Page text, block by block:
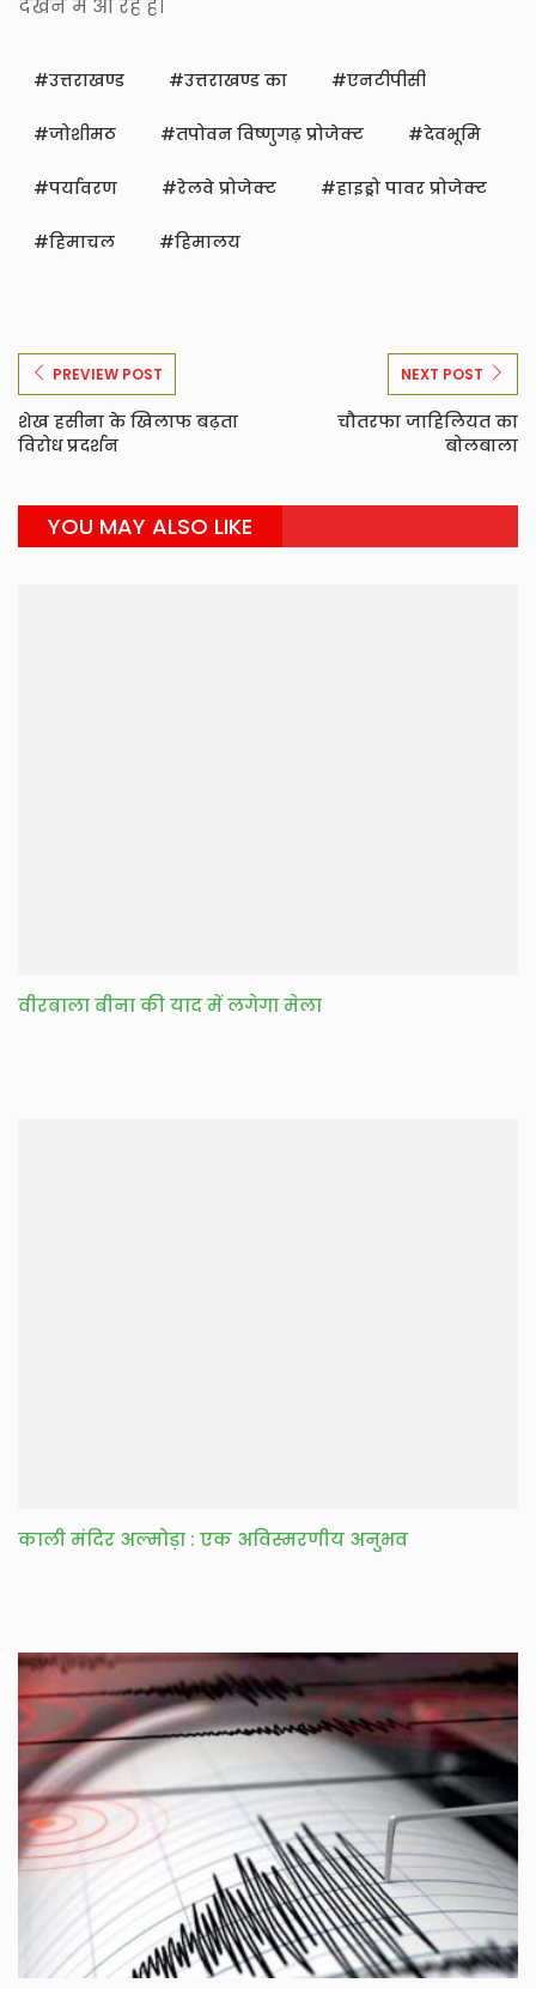
देखने में आ रहे हैं।
उत्तराखण्ड उत्तराखण्ड का एनटीपीसी
जोशीमठ तपोवन विष्णुगढ़ प्रोजेक्ट देवभूमि
पर्यावरण रेलवे प्रोजेक्ट हाइड्रो पावर प्रोजेक्ट
हिमाचल हिमालय
PREVIEW POST
शेख हसीना के खिलाफ बढ़ता
विरोध प्रदर्शन
NEXT POST
चौतरफा जाहिलियत का
बोलबाला
YOU MAY ALSO LIKE
वीरबाला बीना की याद में लगेगा मेला
काली मंदिर अल्मोड़ा : एक अविस्मरणीय अनुभव